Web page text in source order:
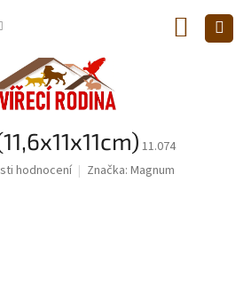
KOŠÍK
11.074
hodnocení Značka: Magnum